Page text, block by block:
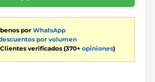
por WhatsApp
por volumen
verificados (370+ opiniones)